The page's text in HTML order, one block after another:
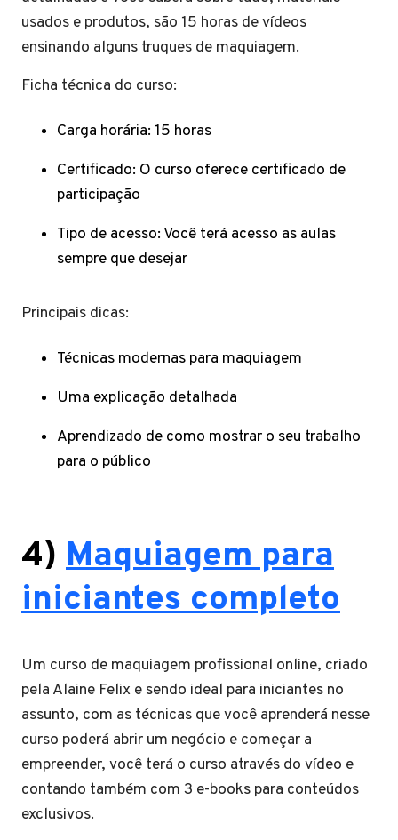
usados e produtos, são 15 horas de vídeos
ensinando alguns truques de maquiagem.
Ficha técnica do curso:
Carga horária: 15 horas
Certificado: O curso oferece certificado de
participação
Tipo de acesso: Você terá acesso as aulas
sempre que desejar
Principais dicas:
Técnicas modernas para maquiagem
Uma explicação detalhada
Aprendizado de como mostrar o seu trabalho
para o público
4) Maquiagem para
iniciantes completo
Um curso de maquiagem profissional online, criado
pela Alaine Felix e sendo ideal para iniciantes no
assunto, com as técnicas que você aprenderá nesse
curso poderá abrir um negócio e começar a
empreender, você terá o curso através do vídeo e
contando também com 3 e-books para conteúdos
exclusivos.